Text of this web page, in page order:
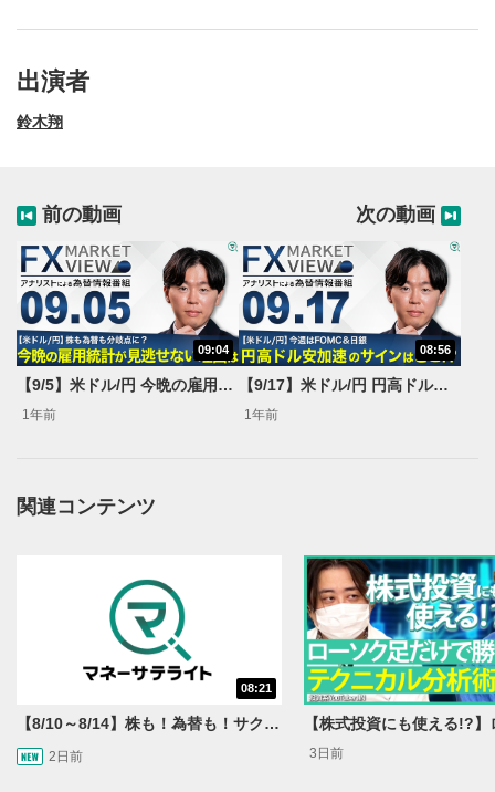
1
動画再生エリア
動画再生エリアにマウスを乗せると表示されます。
動画を再生または一時停止します。
10秒戻し/10秒送り
10秒、動画を巻き戻し/早送りします。
再生位置を示しています。再生したい位置をクリック
するとその位置から動画が再生されます。
出演者
鈴木翔
前の動画
09:04
【9/5】米ドル/円 今晩の雇用統計が見逃せない理由は＜FX MARKET VIEW＞
1年前
次の動画
08:56
【9/17】米ドル/円 円高ドル安加速のサインはどこ⁉＜FX MARKET VIEW＞
1年前
関連コンテンツ
08:21
【8/10～8/14】株も！為替も！サクッと！来週のマーケット見通し＜Next View＞
2日前 3日前